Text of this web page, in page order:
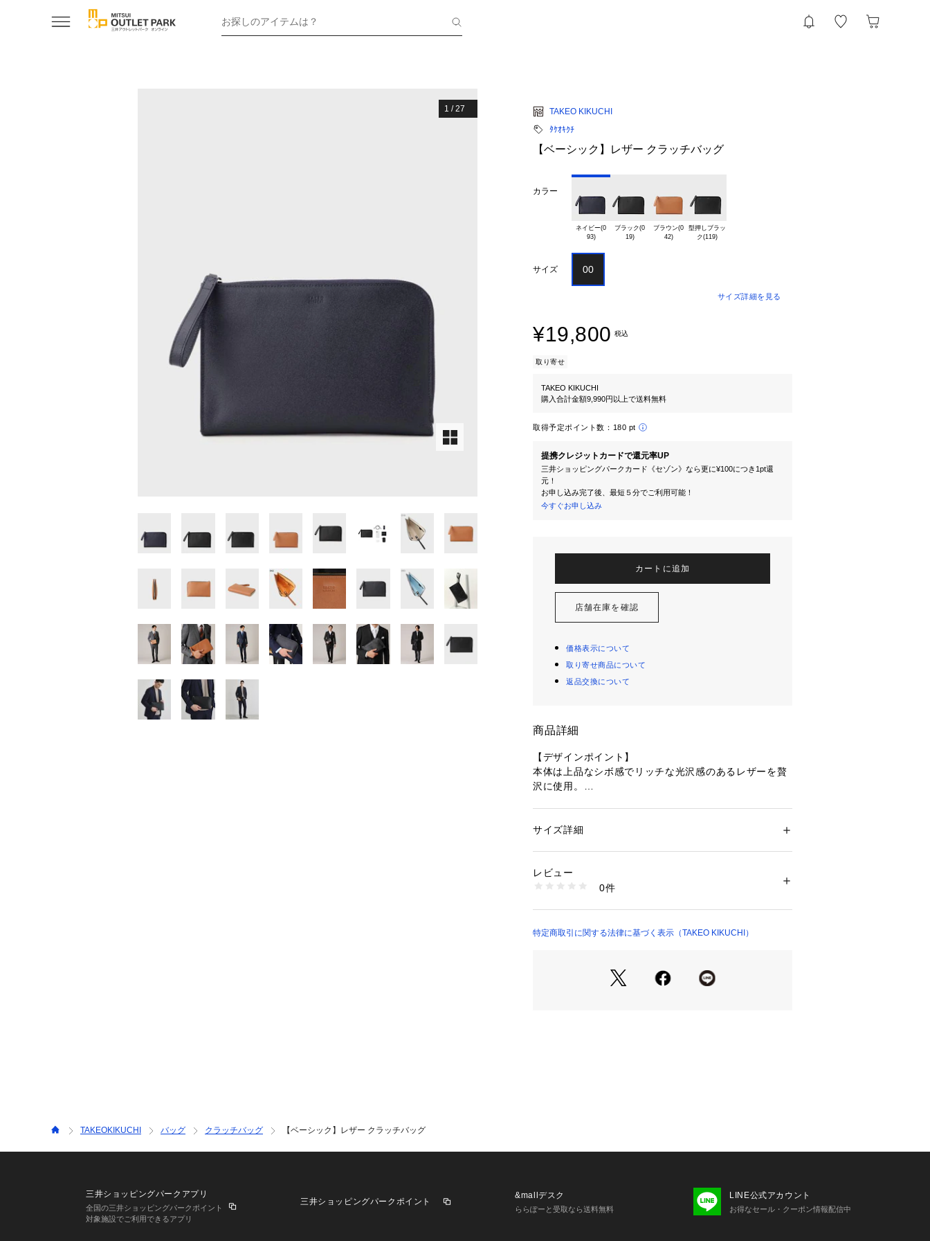
お探しのアイテムは？
1 /27
TAKEO KIKUCHI
ﾀｹｵｷｸﾁ
【ベーシック】レザー クラッチバッグ
カラー
ネイビー(0
93)
ブラック(0
19)
ブラウン(0
42)
型押しブラッ
サイズ 00
サイズ詳細を見る
¥19,800 税込
取り寄せ
TAKEO KIKUCHI
購入合計金額9,990円以上で送料無料
取得予定ポイント数： 180 pt
提携クレジットカードで還元率UP
三井ショッピングパークカード《セゾン》なら更に¥100につき1pt還
元！
お申し込み完了後、最短５分でご利用可能！
今すぐお申し込み
カートに追加
店舗在庫を確認
価格表示について
取り寄せ商品について
返品交換について
商品詳細
【デザインポイント】
本体は上品なシボ感でリッチな光沢感のあるレザーを贅
沢に使用。
キャメル(042)カラーは、薄金のメッキの金具が上品な
す。
大切な方へのギフトとしてもお薦めです。
性別：メンズ
商品番号：
070-01355 （ショップ）
サイズ詳細
レビュー
0件
特定商取引に関する法律に基づく表示（TAKEO KIKUCHI）
TAKEOKIKUCHI バッグ クラッチバッグ 【ベーシック】レザー クラッチバッグ
三井ショッピングパークアプリ
全国の三井ショッピングパークポイント
対象施設でご利用できるアプリ
三井ショッピングパークポイント
&mallデスク
ららぽーと受取なら送料無料
LINE公式アカウント
お得なセール・クーポン情報配信中